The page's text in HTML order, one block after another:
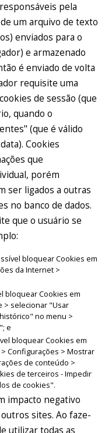
pela
um arquivo de texto
enviados para o
e armazenado
é enviado de volta
requisite uma
de sessão (que
quando o
(que é válido
Cookies
que
porém
ser ligados a outras
no banco de dados.
que o usuário se
bloquear Cookies em
da Internet >
bloquear Cookies em
> selecionar "Usar
no menu >
e
bloquear Cookies em
Configurações > Mostrar
de conteúdo >
de terceiros - Impedir
de cookies".
impacto negativo
sites. Ao faze-